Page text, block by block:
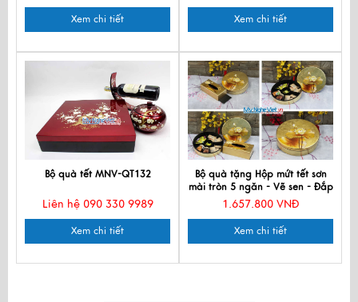
Xem chi tiết Xem chi tiết
Bộ quà tết MNV-QT132
Liên hệ 090 330 9989
Xem chi tiết
Bộ quà tặng Hộp mứt tết sơn
mài tròn 5 ngăn - Vẽ sen - Đắp
Vàng QTTBLT-Se-1
1.657.800 VNĐ
Xem chi tiết